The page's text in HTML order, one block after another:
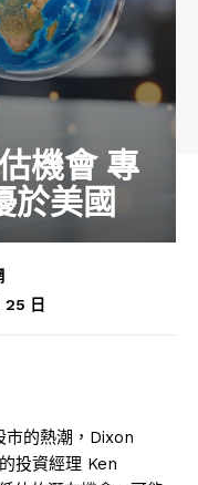
機會 專
於美國
25 日
市的熱潮，Dixon
投資經理 Ken